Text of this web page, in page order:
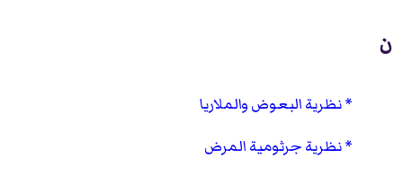
ن
نظرية البعوض والملاريا
نظرية جرثومية المرض